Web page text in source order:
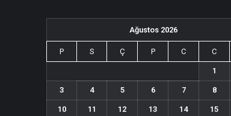
Ağustos 2026
P S Ç P C C
1
3 4 5 6 7 8
10 11 12 13 14 15